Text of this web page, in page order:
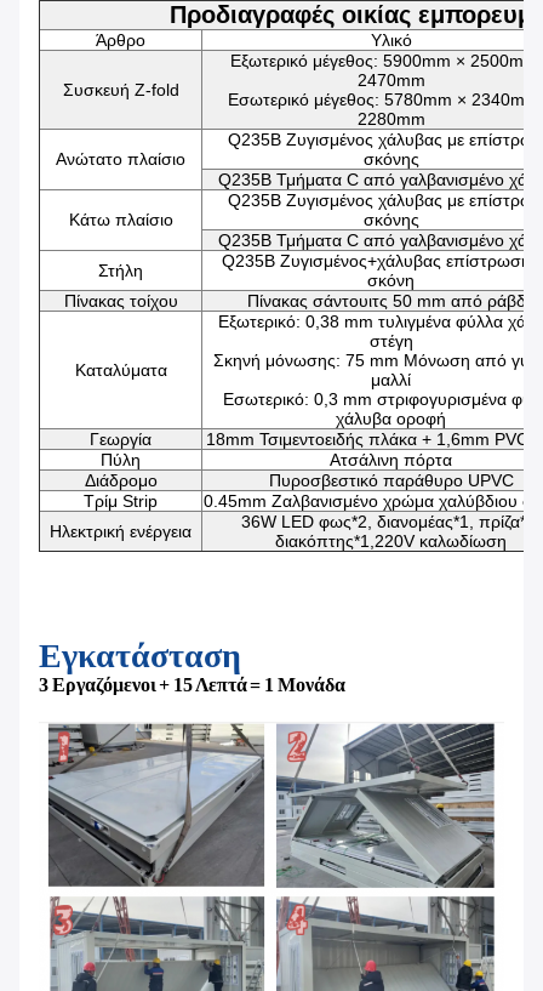
Προδιαγραφές οικίας
Άρθρο Υλικό
Συσκευή Z-fold
Εξωτερικό μέγεθος: 5900mm × 2500mm
2470mm
Εσωτερικό μέγεθος: 5780mm × 2340mm
2280mm
Ανώτατο πλαίσιο
Q235B Ζυγισμένος χάλυβας με
σκόνης
Q235B Τμήματα C από γαλβανισμένο
Κάτω πλαίσιο
Q235B Ζυγισμένος χάλυβας με
σκόνης
Q235B Τμήματα C από γαλβανισμένο
Στήλη
Q235B Ζυγισμένος+χάλυβας επίστρωσης
σκόνη
Πίνακας τοίχου
Πίνακας σάντουιτς 50 mm από ράβδο
Καταλύματα
Εξωτερικό: 0,38 mm τυλιγμένα φύλλα
στέγη
Σκηνή μόνωσης: 75 mm Μόνωση από
μαλλί
Εσωτερικό: 0,3 mm στριφογυρισμένα
χάλυβα οροφή
Γεωργία
18mm Τσιμεντοειδής πλάκα + 1,6mm PVC
Πύλη
Ατσάλινη πόρτα
Διάδρομο
Πυροσβεστικό παράθυρο UPVC
Τρίμ Strip
0.45mm Ζαλβανισμένο χρώμα χαλύβδιου
Ηλεκτρική ενέργεια
36W LED φως*2, διανομέας*1, πρίζα*4,
διακόπτης*1,220V καλωδίωση
Εγκατάσταση
3 Εργαζόμενοι + 15 Λεπτά = 1 Μονάδα